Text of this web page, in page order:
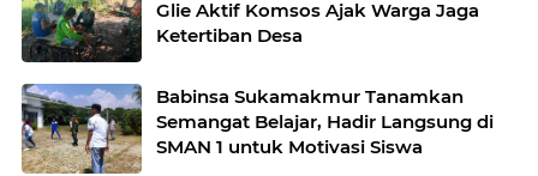
Glie Aktif Komsos Ajak Warga Jaga
Ketertiban Desa
Babinsa Sukamakmur Tanamkan
Semangat Belajar, Hadir Langsung di
SMAN 1 untuk Motivasi Siswa